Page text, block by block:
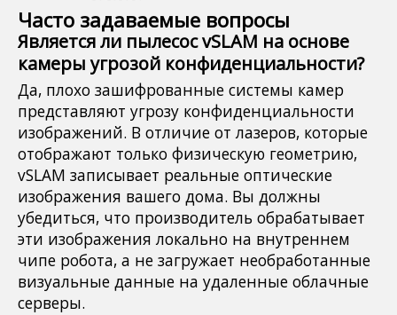
Часто задаваемые вопросы
Является ли пылесос vSLAM на основе
камеры угрозой конфиденциальности?
Да, плохо зашифрованные системы камер
представляют угрозу конфиденциальности
изображений. В отличие от лазеров, которые
отображают только физическую геометрию,
vSLAM записывает реальные оптические
изображения вашего дома. Вы должны
убедиться, что производитель обрабатывает
эти изображения локально на внутреннем
чипе робота, а не загружает необработанные
визуальные данные на удаленные облачные
серверы.